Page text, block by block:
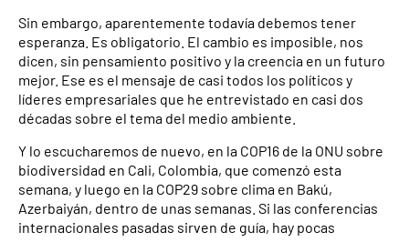
Sin embargo, aparentemente todavía debemos tener
esperanza. Es obligatorio. El cambio es imposible, nos
dicen, sin pensamiento positivo y la creencia en un futuro
mejor. Ese es el mensaje de casi todos los políticos y
líderes empresariales que he entrevistado en casi dos
décadas sobre el tema del medio ambiente.
Y lo escucharemos de nuevo, en la COP16 de la ONU sobre
biodiversidad en Cali, Colombia, que comenzó esta
semana, y luego en la COP29 sobre clima en Bakú,
Azerbaiyán, dentro de unas semanas. Si las conferencias
internacionales pasadas sirven de guía, hay pocas